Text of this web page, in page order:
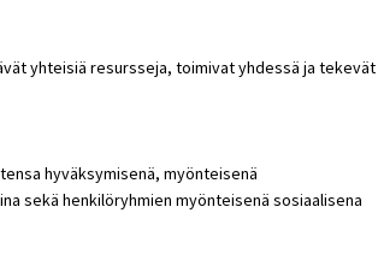
yhteisiä resursseja, toimivat yhdessä ja tekevät
hyväksymisenä, myönteisenä
sekä henkilöryhmien myönteisenä sosiaalisena